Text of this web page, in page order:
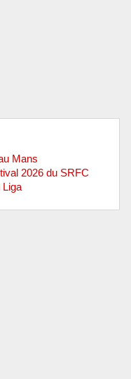
Mans
2026 du SRFC
Liga